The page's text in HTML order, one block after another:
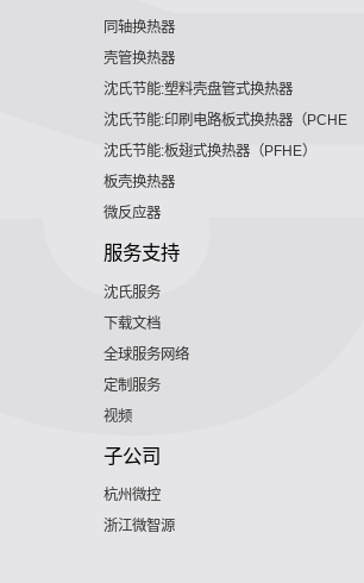
同轴换热器
壳管换热器
沈氏节能:塑料壳盘管式换热器
沈氏节能:印刷电路板式换热器（PCHE）
沈氏节能:板翅式换热器（PFHE）
板壳换热器
微反应器
服务支持
沈氏服务
下载文档
全球服务网络
定制服务
视频
子公司
杭州微控
浙江微智源